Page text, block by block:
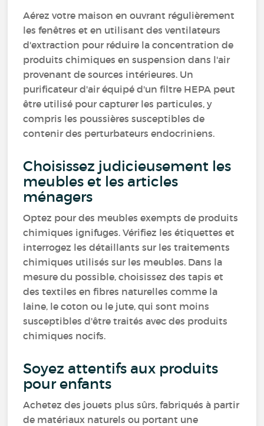
Aérez votre maison en ouvrant régulièrement
les fenêtres et en utilisant des ventilateurs
d'extraction pour réduire la concentration de
produits chimiques en suspension dans l'air
provenant de sources intérieures. Un
purificateur d'air équipé d'un filtre HEPA peut
être utilisé pour capturer les particules, y
compris les poussières susceptibles de
contenir des perturbateurs endocriniens.
Choisissez judicieusement les
meubles et les articles
ménagers
Optez pour des meubles exempts de produits
chimiques ignifuges. Vérifiez les étiquettes et
interrogez les détaillants sur les traitements
chimiques utilisés sur les meubles. Dans la
mesure du possible, choisissez des tapis et
des textiles en fibres naturelles comme la
laine, le coton ou le jute, qui sont moins
susceptibles d'être traités avec des produits
chimiques nocifs.
Soyez attentifs aux produits
pour enfants
Achetez des jouets plus sûrs, fabriqués à partir
de matériaux naturels ou portant une